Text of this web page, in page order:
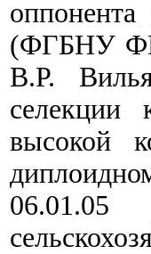
(ФГБНУ
В.Р.
селекции
высокой